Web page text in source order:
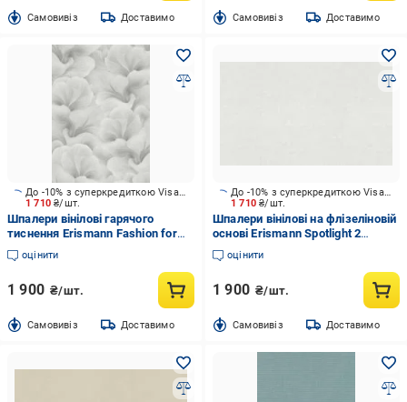
Cамовивіз Доставимо Cамовивіз Доставимо
1 710₴/шт.
До -10% з суперкредиткою Visa Вигода
Шпалери вінілові гарячого
тиснення Erismann Fashion for
Wolls 5 12255-31 1,06x10,05 м
оцінити
1 900 ₴/шт.
Cамовивіз Доставимо
1 710₴/шт.
До -10% з суперкредиткою Visa Вигода
Шпалери вінілові на флізеліновій
основі Erismann Spotlight 2
12214-31 1,06x10,05 м
оцінити
1 900 ₴/шт.
Cамовивіз Доставимо